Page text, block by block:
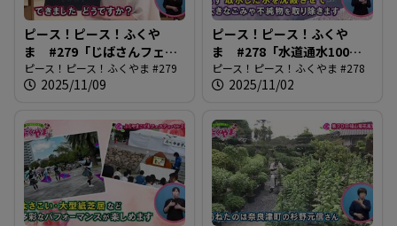
ピース！ピース！ふくや
ま #279「じばさんフェア
2025」
ピース！ピース！ふくやま #279
2025/11/09
ピース！ピース！ふくや
ま #278「水道通水100周
年」
ピース！ピース！ふくやま #278
2025/11/02